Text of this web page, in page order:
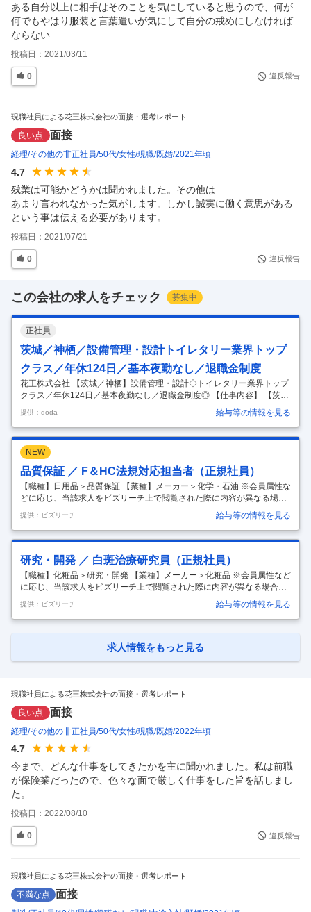
ある自分以上に相手はそのことを気にしていると思うので、何が
何でもやはり服装と言葉遣いが気にして自分の戒めにしなければ
ならない
投稿日： 2021/03/11
0 違反報告
現職社員による花王株式会社の面接・選考レポート
良い点 面接
経理 その他の非正社員 50代 女性 現職 既婚 2021年頃
4.7
残業は可能かどうかは聞かれました。その他は
あまり言われなかった気がします。しかし誠実に働く意思がある
という事は伝える必要があります。
投稿日： 2021/07/21
0 違反報告
この会社の求人をチェック 募集中
正社員
茨城／神栖／設備管理・設計トイレタリー業界トップ
クラス／年休124日／基本夜勤なし／退職金制度
花王株式会社 【茨城／神栖】設備管理・設計◇トイレタリー業界トップ
クラス／年休124日／基本夜勤なし／退職金制度◎ 【仕事内容】 【茨城
／神栖】設備管理・設計◇トイレタリー業界トップクラス／年休124日
／基本夜勤なし／退職金制度◎ 【具体的な仕事内容】 【第二新卒歓迎／
休日出勤・夜勤基本なし／ビオレ・アタック・ロリエ等の製品を展開
し、普段の生活を支える日用品・化粧品メーカー／フレックス／売上1
兆5000億円超の安定基盤／マイカー通勤可】 ■採用背景： 当社の鹿島工
場は、国内生産拠点10工場の中でも、ケミカル供給拠点に位置付けられ
ています。主に約6割を外販用の工業用製品（トナーバインダー、アス
フ…
提供：doda 給与等の情報を見る
NEW
品質保証 ／ F＆HC法規対応担当者（正規社員）
【職種】日用品＞品質保証 【業種】メーカー＞化学・石油 ※会員属性な
どに応じ、当該求人をビズリーチ上で閲覧された際に内容が異なる場合
があります 国内外における洗剤・洗剤に使用する化学物質や殺菌剤の規
制の動向とその背景について調査する。その結果から、将来の規制を予
測し、事業影響の予測や、事業防衛につながる、より社会的に有用な規
制の策定に向けた提案行う。 将来的には規制戦略の観点から事業戦略の
立案等にも関与し、直接、トップマネジメント層に対しても、意見を進
言することもできる。将来は、スペシャリストとして工業会活動にも幅
を広げて、政府などとの行政機関とも交渉していくか、洗剤以外の分野
に活動の幅を広げ …
提供：ビズリーチ 給与等の情報を見る
研究・開発 ／ 白斑治療研究員（正規社員）
【職種】化粧品＞研究・開発 【業種】メーカー＞化粧品 ※会員属性など
に応じ、当該求人をビズリーチ上で閲覧された際に内容が異なる場合が
あります 白斑疾患領域における病態解明研究から治療薬創出に至る研究
開発を、医療機関（大学病院・クリニック）との協力体制のもとで担当
する。特に、細胞・モデル動物・患者検体を用いた分子レベルでの解析
の同定および病態マーカーの同定を推進する。さらに、実験計画の立案
提供：ビズリーチ 給与等の情報を見る
求人情報をもっと見る
現職社員による花王株式会社の面接・選考レポート
良い点 面接
経理 その他の非正社員 50代 女性 現職 既婚 2022年頃
4.7
今まで、どんな仕事をしてきたかを主に聞かれました。私は前職
が保険業だったので、色々な面で厳しく仕事をした旨を話しまし
た。
投稿日： 2022/08/10
0 違反報告
現職社員による花王株式会社の面接・選考レポート
不満な点 面接